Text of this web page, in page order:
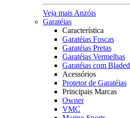
Veja mais Anzóis
Garatéias
Característica
Garatéias Foscas
Garatéias Pretas
Garatéias Vermelhas
Garatéias com Bladed
Acessórios
Protetor de Garatéias
Principais Marcas
Owner
VMC